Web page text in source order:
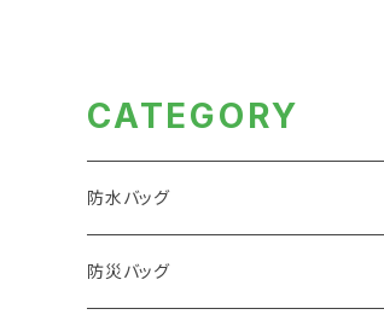
CATEGORY
防水バッグ
防水バッグmini
防災バッグ